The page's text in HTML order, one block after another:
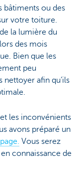
bâtiments ou des
votre toiture.
la lumière du
des mois
Bien que les
peu
nettoyer afin qu’ils
les inconvénients
avons préparé un
Vous serez
connaissance de